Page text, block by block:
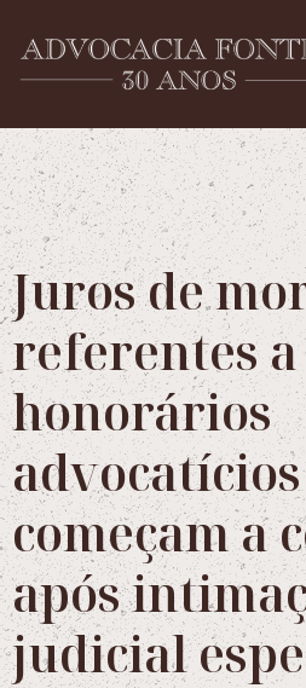
Juros de
referentes a
honorários
começam a
após
judicial